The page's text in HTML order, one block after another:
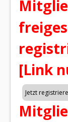
[Link